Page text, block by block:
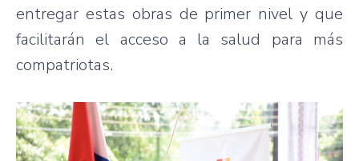
entregar estas obras de primer nivel y que
facilitarán el acceso a la salud para más
compatriotas.